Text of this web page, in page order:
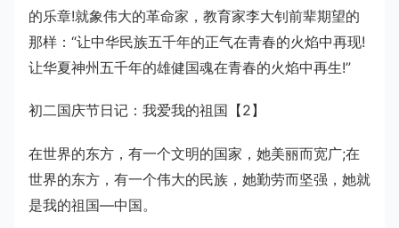
的乐章!就象伟大的革命家，教育家李大钊前辈期望的
那样：“让中华民族五千年的正气在青春的火焰中再现!
让华夏神州五千年的雄健国魂在青春的火焰中再生!”
初二国庆节日记：我爱我的祖国【2】
在世界的东方，有一个文明的国家，她美丽而宽广;在
世界的东方，有一个伟大的民族，她勤劳而坚强，她就
是我的祖国—中国。